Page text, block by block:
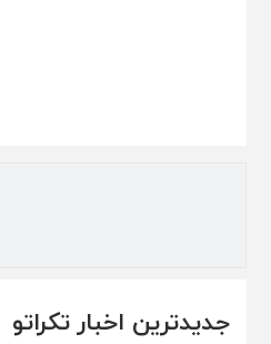
جدیدترین اخبار تکراتو